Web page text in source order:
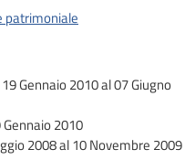
patrimoniale
Gennaio 2010 al 07 Giugno
2010
2008 al 10 Novembre 2009